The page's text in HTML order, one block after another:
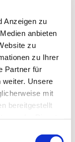
Anzeigen zu
anbieten
zu
zu Ihrer
Partner für
weiter. Unsere
mit
bereitgestellt